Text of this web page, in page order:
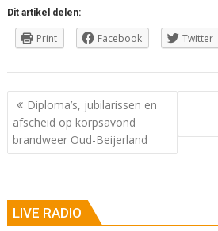
Dit artikel delen:
Print Facebook Twitter
Berichtnavigatie
Diploma’s, jubilarissen en
afscheid op korpsavond
brandweer Oud-Beijerland
LIVE RADIO